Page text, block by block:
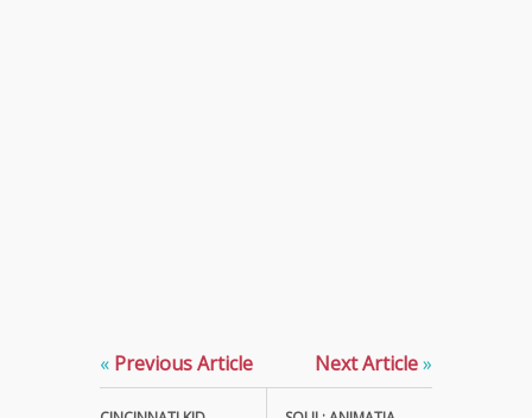
« Previous Article Next Article»